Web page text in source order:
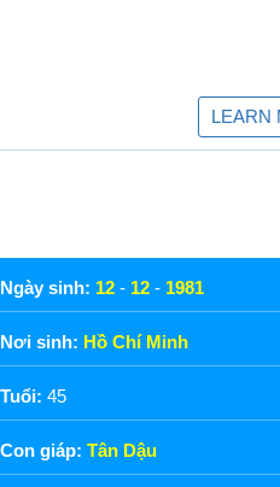
Ngày sinh: 12 - 12 - 1981
Nơi sinh: Hồ Chí Minh
Tuổi: 45
Con giáp: Tân Dậu